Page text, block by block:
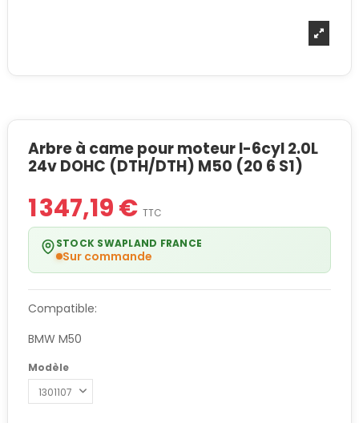
Arbre à came pour moteur I-6cyl 2.0L
24v DOHC (DTH/DTH) M50 (20 6 S1)
1 347,19 € TTC
STOCK SWAPLAND FRANCE
Sur commande
Compatible:
BMW M50
Modèle